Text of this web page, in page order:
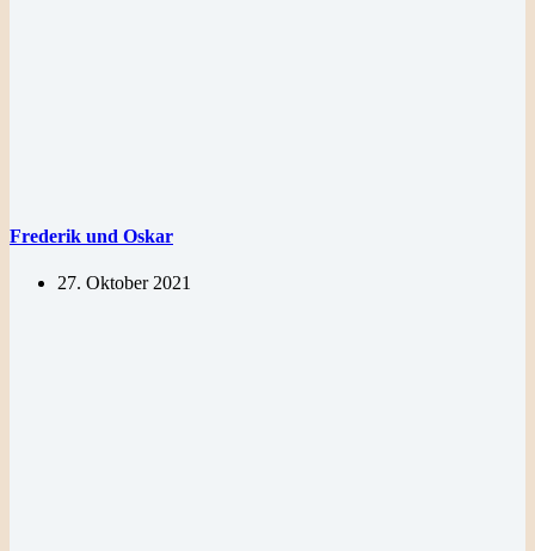
Frederik und Oskar
27. Oktober 2021